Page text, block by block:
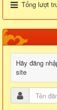
Tổng lượt
Hãy đăng
site